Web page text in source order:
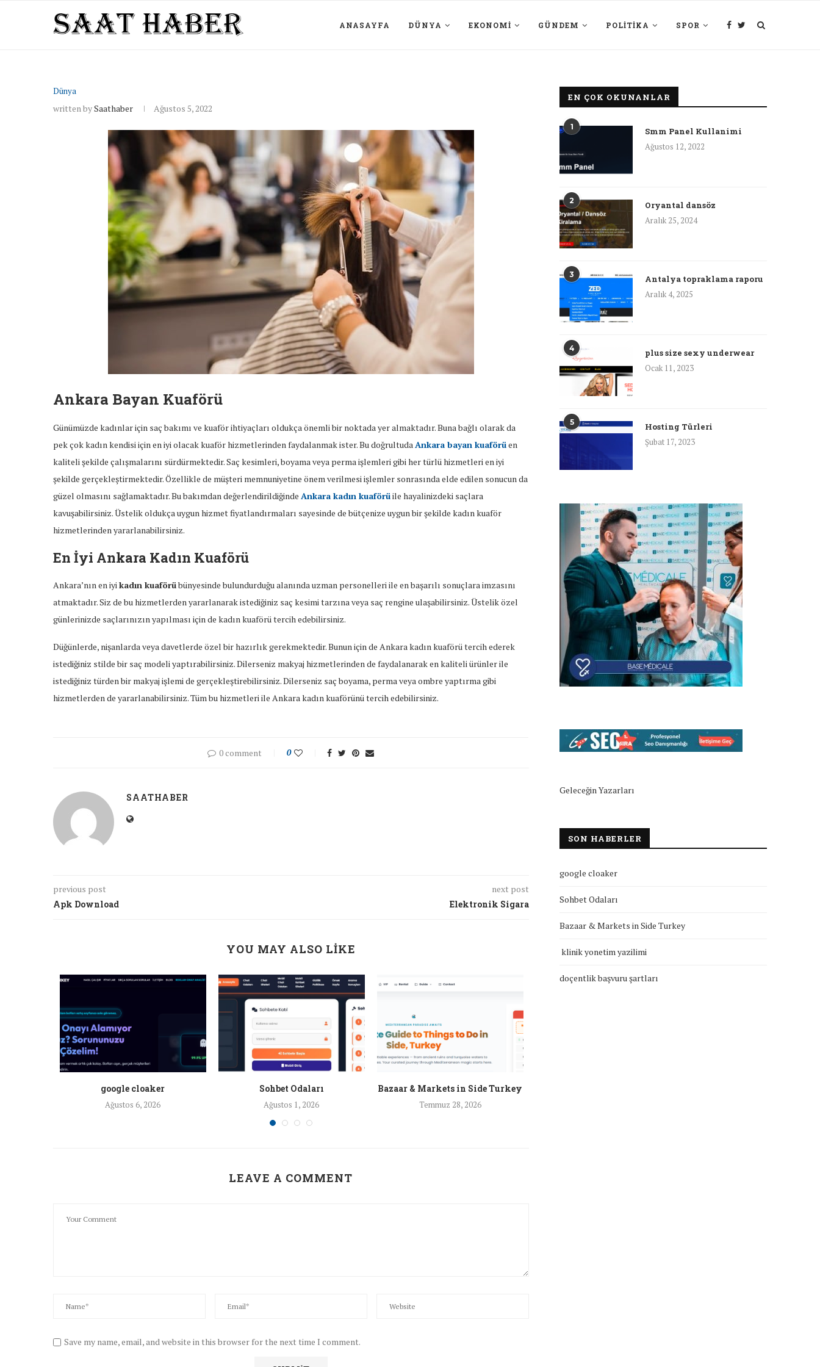
ANASAYFA DÜNYA EKONOMI GÜNDEM POLITIKA SPOR
Dünya
written bySaathaber Ağustos 5, 2022
Ankara Bayan Kuaförü
Günümüzde kadınlar için saç bakımı ve kuaför ihtiyaçları oldukça önemli bir noktada yer almaktadır. Buna bağlı olarak da
pek çok kadın kendisi için en iyi olacak kuaför hizmetlerinden faydalanmak ister. Bu doğrultudaAnkara bayan kuaförüen
kaliteli şekilde çalışmalarını sürdürmektedir. Saç kesimleri, boyama veya perma işlemleri gibi her türlü hizmetleri en iyi
şekilde gerçekleştirmektedir. Özellikle de müşteri memnuniyetine önem verilmesi işlemler sonrasında elde edilen sonucun da
güzel olmasını sağlamaktadır. Bu bakımdan değerlendirildiğinde Ankara kadın kuaförüile hayalinizdeki saçlara
kavuşabilirsiniz. Üstelik oldukça uygun hizmet fiyatlandırmaları sayesinde de bütçenize uygun bir şekilde kadın kuaför
hizmetlerinden yararlanabilirsiniz.
En İyi Ankara Kadın Kuaförü
Ankara’nın en iyikadın kuaförübünyesinde bulundurduğu alanında uzman personelleri ile en başarılı sonuçlara imzasını
atmaktadır. Siz de bu hizmetlerden yararlanarak istediğiniz saç kesimi tarzına veya saç rengine ulaşabilirsiniz. Üstelik özel
günlerinizde saçlarınızın yapılması için de kadın kuaförü tercih edebilirsiniz.
Düğünlerde, nişanlarda veya davetlerde özel bir hazırlık gerekmektedir. Bunun için de Ankara kadın kuaförü tercih ederek
istediğiniz stilde bir saç modeli yaptırabilirsiniz. Dilerseniz makyaj hizmetlerinden de faydalanarak en kaliteli ürünler ile
istediğiniz türden bir makyaj işlemi de gerçekleştirebilirsiniz. Dilerseniz saç boyama, perma veya ombre yaptırma gibi
hizmetlerden de yararlanabilirsiniz. Tüm bu hizmetleri ile Ankara kadın kuaförünü tercih edebilirsiniz.
0 comment 0
SAATHABER
previous post
Apk Download
next post
Elektronik Sigara
YOU MAY ALSO LIKE
google cloaker
Ağustos 6, 2026
Sohbet Odaları
Ağustos 1, 2026
Bazaar & Markets in Side Turkey
Temmuz 28, 2026
LEAVE A COMMENT
Save my name, email, and website in this browser for the next time I comment.
EN ÇOK OKUNANLAR
1
Smm Panel Kullanimi
Ağustos 12, 2022
2
Oryantal dansöz
Aralık 25, 2024
3
Antalya topraklama raporu
Aralık 4, 2025
4
plus size sexy underwear
Ocak 11, 2023
5
Hosting Türleri
Şubat 17, 2023
Geleceğin Yazarları
SON HABERLER
google cloaker
Sohbet Odaları
Bazaar & Markets in Side Turkey
klinik yonetim yazilimi
doçentlik başvuru şartları